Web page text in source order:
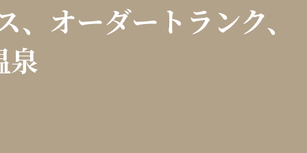
オーダートランク、
泉